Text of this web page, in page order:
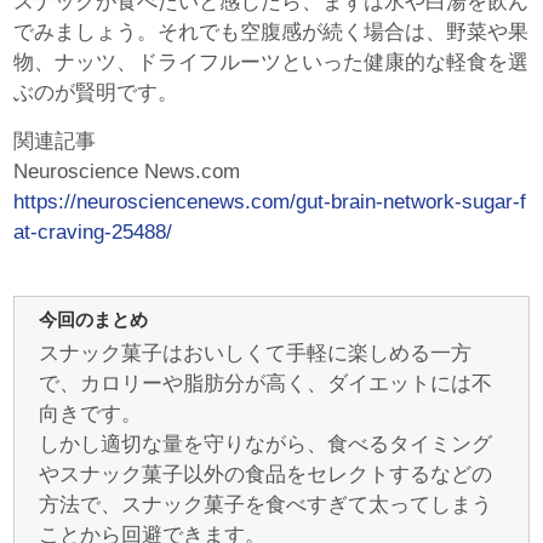
でみましょう。それでも空腹感が続く場合は、野菜や果
物、ナッツ、ドライフルーツといった健康的な軽食を選
ぶのが賢明です。
関連記事
Neuroscience News.com
https://neurosciencenews.com/gut-brain-network-sugar-f
at-craving-25488/
今回のまとめ
スナック菓子はおいしくて手軽に楽しめる一方
で、カロリーや脂肪分が高く、ダイエットには不
向きです。
しかし適切な量を守りながら、食べるタイミング
やスナック菓子以外の食品をセレクトするなどの
方法で、スナック菓子を食べすぎて太ってしまう
ことから回避できます。